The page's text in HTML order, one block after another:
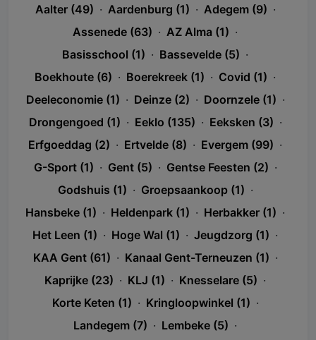
Aalter (49) · Aardenburg (1) · Adegem (9) ·
Assenede (63) · AZ Alma (1) ·
Basisschool (1) · Bassevelde (5) ·
Boekhoute (6) · Boerekreek (1) · Covid (1) ·
Deeleconomie (1) · Deinze (2) · Doornzele (1) ·
Drongengoed (1) · Eeklo (135) · Eeksken (3) ·
Erfgoeddag (2) · Ertvelde (8) · Evergem (99) ·
G-Sport (1) · Gent (5) · Gentse Feesten (2) ·
Godshuis (1) · Groepsaankoop (1) ·
Hansbeke (1) · Heldenpark (1) · Herbakker (1) ·
Het Leen (1) · Hoge Wal (1) · Jeugdzorg (1) ·
KAA Gent (61) · Kanaal Gent-Terneuzen (1) ·
Kaprijke (23) · KLJ (1) · Knesselare (5) ·
Korte Keten (1) · Kringloopwinkel (1) ·
Landegem (7) · Lembeke (5) ·